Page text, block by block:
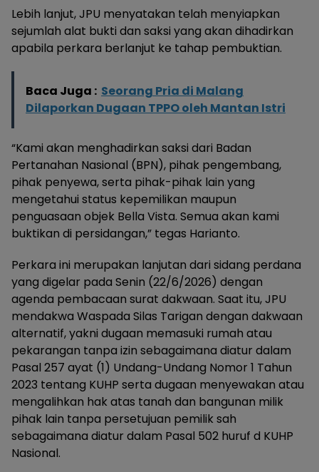
Lebih lanjut, JPU menyatakan telah menyiapkan
sejumlah alat bukti dan saksi yang akan dihadirkan
apabila perkara berlanjut ke tahap pembuktian.
Baca Juga : Seorang Pria di Malang
Dilaporkan Dugaan TPPO oleh Mantan Istri
“Kami akan menghadirkan saksi dari Badan
Pertanahan Nasional (BPN), pihak pengembang,
pihak penyewa, serta pihak-pihak lain yang
mengetahui status kepemilikan maupun
penguasaan objek Bella Vista. Semua akan kami
buktikan di persidangan,” tegas Harianto.
Perkara ini merupakan lanjutan dari sidang perdana
yang digelar pada Senin (22/6/2026) dengan
agenda pembacaan surat dakwaan. Saat itu, JPU
mendakwa Waspada Silas Tarigan dengan dakwaan
alternatif, yakni dugaan memasuki rumah atau
pekarangan tanpa izin sebagaimana diatur dalam
Pasal 257 ayat (1) Undang-Undang Nomor 1 Tahun
2023 tentang KUHP serta dugaan menyewakan atau
mengalihkan hak atas tanah dan bangunan milik
pihak lain tanpa persetujuan pemilik sah
sebagaimana diatur dalam Pasal 502 huruf d KUHP
Nasional.